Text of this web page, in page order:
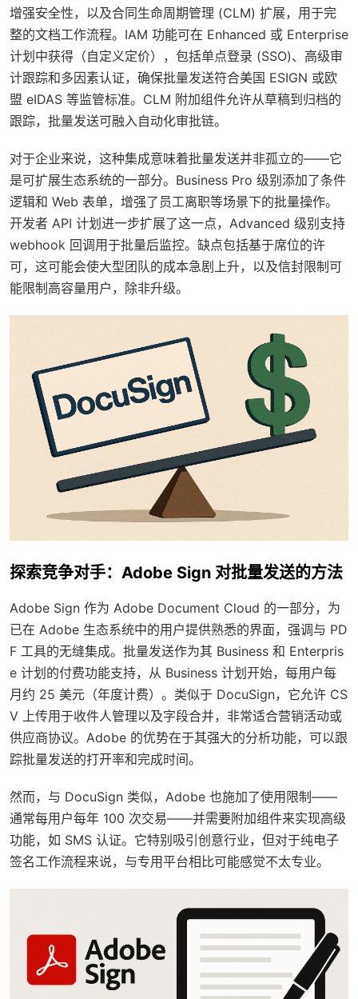
增强安全性，以及合同生命周期管理 (CLM) 扩展，用于完
整的文档工作流程。IAM 功能可在 Enhanced 或 Enterprise
计划中获得（自定义定价），包括单点登录 (SSO)、高级审
计跟踪和多因素认证，确保批量发送符合美国 ESIGN 或欧
盟 eIDAS 等监管标准。CLM 附加组件允许从草稿到归档的
跟踪，批量发送可融入自动化审批链。
对于企业来说，这种集成意味着批量发送并非孤立的——它
是可扩展生态系统的一部分。Business Pro 级别添加了条件
逻辑和 Web 表单，增强了员工离职等场景下的批量操作。
开发者 API 计划进一步扩展了这一点，Advanced 级别支持
webhook 回调用于批量后监控。缺点包括基于席位的许
可，这可能会使大型团队的成本急剧上升，以及信封限制可
能限制高容量用户，除非升级。
探索竞争对手：Adobe Sign 对批量发送的方法
Adobe Sign 作为 Adobe Document Cloud 的一部分，为
已在 Adobe 生态系统中的用户提供熟悉的界面，强调与 PD
F 工具的无缝集成。批量发送作为其 Business 和 Enterpris
e 计划的付费功能支持，从 Business 计划开始，每用户每
月约 25 美元（年度计费）。类似于 DocuSign，它允许 CS
V 上传用于收件人管理以及字段合并，非常适合营销活动或
供应商协议。Adobe 的优势在于其强大的分析功能，可以跟
踪批量发送的打开率和完成时间。
然而，与 DocuSign 类似，Adobe 也施加了使用限制——
通常每用户每年 100 次交易——并需要附加组件来实现高级
功能，如 SMS 认证。它特别吸引创意行业，但对于纯电子
签名工作流程来说，与专用平台相比可能感觉不太专业。